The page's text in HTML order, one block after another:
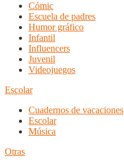
Cómic
Escuela de padres
Humor gráfico
Infantil
Influencers
Juvenil
Videojuegos
Escolar
Cuadernos de vacaciones
Escolar
Música
Otras